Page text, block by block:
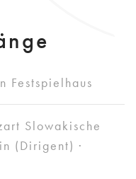
Festspielhaus
Slowakische
(Dirigent) ·